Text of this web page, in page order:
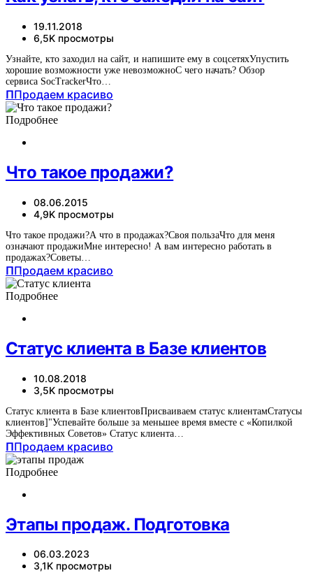
19.11.2018
6,5K просмотры
Узнайте, кто заходил на сайт, и напишите ему в соцсетяхУпустить
хорошие возможности уже невозможноС чего начать? Обзор
сервиса SocTrackerЧто…
ППродаем красиво
Подробнее
Что такое продажи?
08.06.2015
4,9K просмотры
Что такое продажи?А что в продажах?Своя пользаЧто для меня
означают продажиМне интересно! А вам интересно работать в
продажах?Советы…
ППродаем красиво
Подробнее
Статус клиента в Базе клиентов
10.08.2018
3,5K просмотры
Статус клиента в Базе клиентовПрисваиваем статус клиентамСтатусы
клиентов]"Успевайте больше за меньшее время вместе с «Копилкой
Эффективных Советов» Статус клиента…
ППродаем красиво
Подробнее
Этапы продаж. Подготовка
06.03.2023
3,1K просмотры